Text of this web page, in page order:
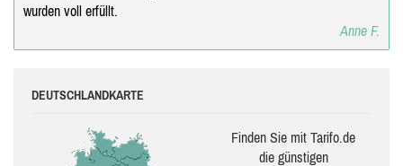
wurden voll erfüllt.
Anne F.
DEUTSCHLANDKARTE
Finden Sie mit Tarifo.de
die güns­ti­gen